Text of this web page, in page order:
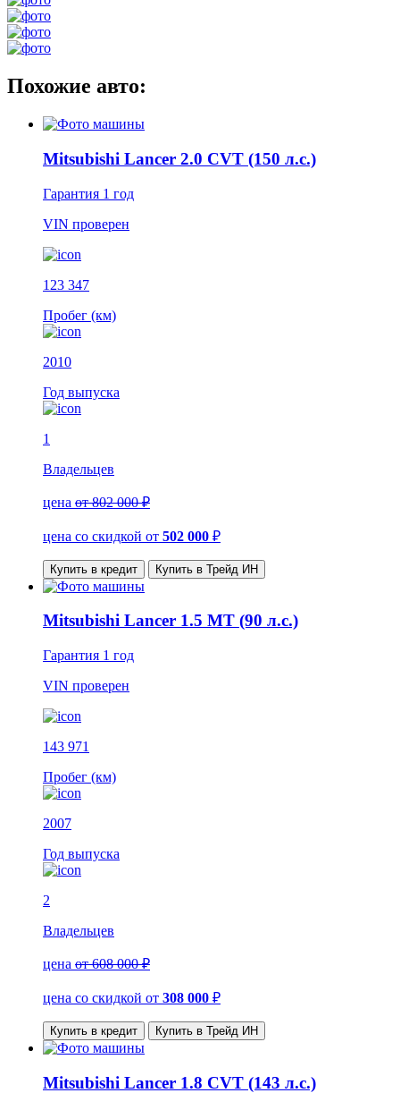
Похожие авто:
Mitsubishi Lancer 2.0 CVT (150 л.с.)
Гарантия 1 год
VIN проверен
123 347
Пробег (км)
2010
Год выпуска
1
Владельцев
цена от 802 000 ₽
цена со скидкой от 502 000 ₽
Купить в кредит Купить в Трейд ИН
Mitsubishi Lancer 1.5 MT (90 л.с.)
Гарантия 1 год
VIN проверен
143 971
Пробег (км)
2007
Год выпуска
2
Владельцев
цена от 608 000 ₽
цена со скидкой от 308 000 ₽
Купить в кредит Купить в Трейд ИН
Mitsubishi Lancer 1.8 CVT (143 л.с.)